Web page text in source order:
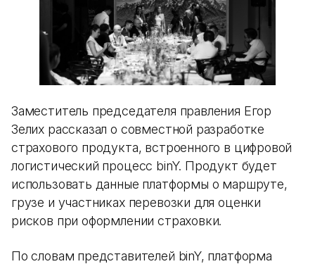
Заместитель председателя правления Егор
Зелих рассказал о совместной разработке
страхового продукта, встроенного в цифровой
логистический процесс binY. Продукт будет
использовать данные платформы о маршруте,
грузе и участниках перевозки для оценки
рисков при оформлении страховки.
По словам представителей binY, платформа